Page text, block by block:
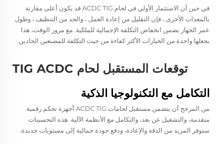
في حين أن الاستثمار الأولي في لحام ACDC TIG قد يكون أعلى مقارنة
بالمعدات الأخرى ، فإن التقليل من إعادة العمل ، والحد من التنظيف ، وطول
عمر الجهاز يضمن انخفاض التكلفة الإجمالية للملكية. مع مرور الوقت، هذا
يجعلها واحدة من الخيارات الأكثر كفاءة من حيث التكلفة للمصنعين الجادين.
توقعات المستقبل لحام TIG ACDC
التكامل مع التكنولوجيا الذكية
من المرجح أن يتضمن مستقبل لحامات ACDC TIG أجهزة تحكم رقمية
متقدمة، والتشغيل عن بعد، والتكامل مع الأنظمة الآلية. هذه التحسينات
ستوفر المزيد من الدقة والإعادة، ودفع جودة جمالية إلى مستويات جديدة.